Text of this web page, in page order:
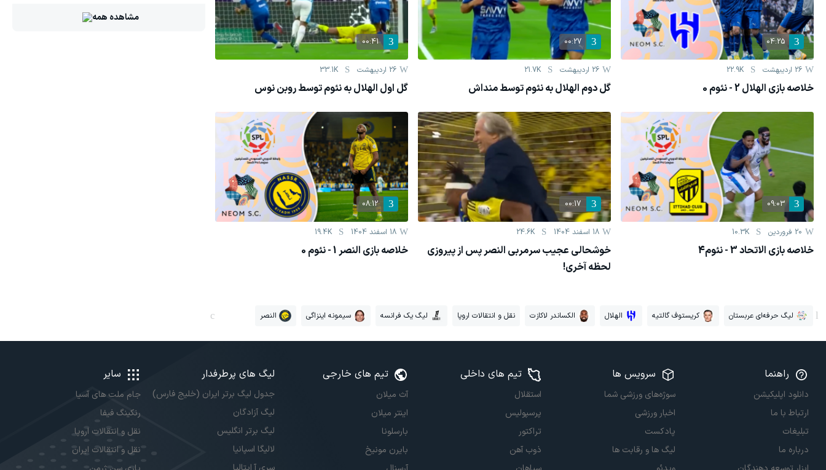
04:25
26 اردیبهشت 22.9K
خلاصه بازی الهلال 2 - نئوم 0
00:27
26 اردیبهشت 21.7K
گل دوم الهلال به نئوم توسط منداش
00:41
26 اردیبهشت 33.1K
گل اول الهلال به نئوم توسط روبن نوس
09:03
20 فروردين 10.3K
خلاصه بازی الاتحاد 3 - نئوم4
00:17
18 اسفند 1404 24.6K
خوشحالی عجیب سرمربی النصر پس از پیروزی
لحظه آخری!
08:12
18 اسفند 1404 19.4K
خلاصه بازی النصر 1 - نئوم 0
لیگ حرفه‌ای عربستان کریستوف گالتیه الهلال الکساندر لاکازت نقل و انتقالات اروپا لیگ یک فرانسه سیمونه اینزاگی النصر
مشاهده همه
راهنما
دانلود اپلیکیشن
ارتباط با ما
تبلیغات
درباره ما
سرویس ها
سوژه‌های ورزشی شما
اخبار ورزشی
پادکست
لیگ ها و رقابت ها
تیم های داخلی
استقلال
پرسپولیس
تراکتور
ذوب آهن
تیم های خارجی
آث میلان
اینتر میلان
بارسلونا
بایرن مونیخ
لیگ های پرطرفدار
جدول لیگ برتر ایران (خلیج فارس)
لیگ آزادگان
لیگ برتر انگلیس
لالیگا اسپانیا
سایر
جام ملت های آسیا
رنکینگ فیفا
نقل و انتقالات اروپا
نقل و انتقالات ایران